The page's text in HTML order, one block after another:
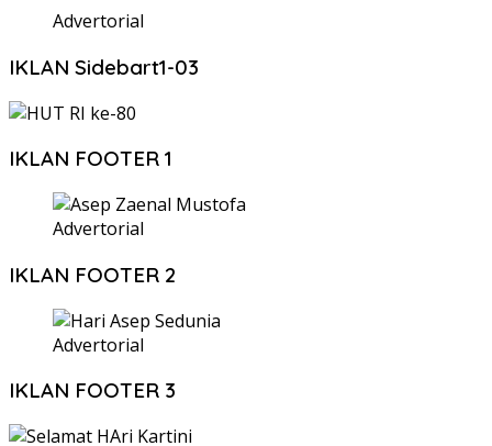
Advertorial
IKLAN Sidebart1-03
IKLAN FOOTER 1
Advertorial
IKLAN FOOTER 2
Advertorial
IKLAN FOOTER 3